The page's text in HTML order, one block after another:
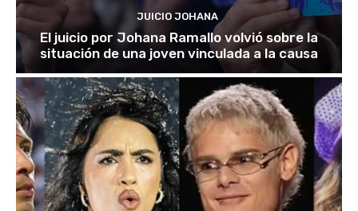
JUICIO JOHANA
El juicio por Johana Ramallo volvió sobre la
situación de una joven vinculada a la causa